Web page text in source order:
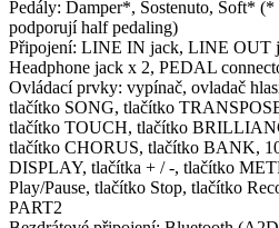
Pedály: Damper*, Sostenuto, Soft* (*
podporují half pedaling)
Připojení: LINE IN jack, LINE OUT
Headphone jack x 2, PEDAL
Ovládací prvky: vypínač, ovladač
tlačítko SONG, tlačítko
tlačítko TOUCH, tlačítko
tlačítko CHORUS, tlačítko BANK,
DISPLAY, tlačítka + / -, tlačítko
Play/Pause, tlačítko Stop, tlačítko
PART2